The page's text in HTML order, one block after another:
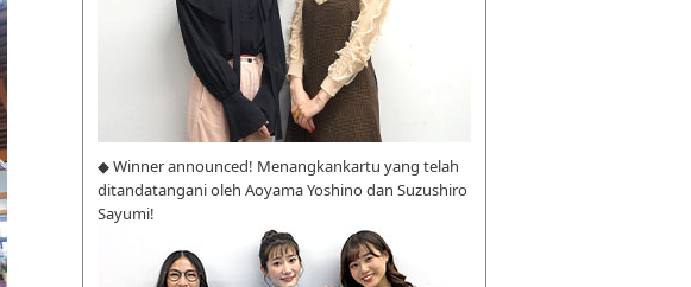
◆ Winner announced! Menangkankartu yang telah
ditandatangani oleh Aoyama Yoshino dan Suzushiro
Sayumi!